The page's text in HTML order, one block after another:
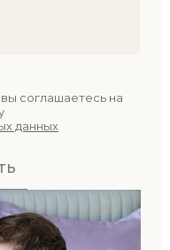
соглашаетесь на
данных